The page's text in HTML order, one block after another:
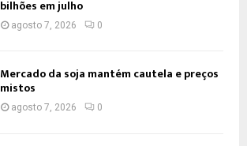
bilhões em julho
agosto 7, 2026 0
Mercado da soja mantém cautela e preços
mistos
agosto 7, 2026 0